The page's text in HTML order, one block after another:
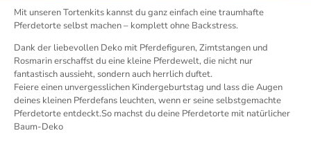
Mit unseren Tortenkits kannst du ganz einfach eine traumhafte
Pferdetorte selbst machen – komplett ohne Backstress.
Dank der liebevollen Deko mit Pferdefiguren, Zimtstangen und
Rosmarin erschaffst du eine kleine Pferdewelt, die nicht nur
fantastisch aussieht, sondern auch herrlich duftet.
Feiere einen unvergesslichen Kindergeburtstag und lass die Augen
deines kleinen Pferdefans leuchten, wenn er seine selbstgemachte
Pferdetorte entdeckt.So machst du deine Pferdetorte mit natürlicher
Baum-Deko